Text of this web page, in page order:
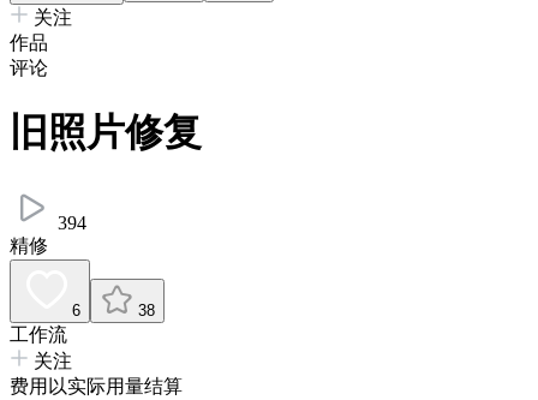
关注
作品
评论
旧照片修复
394
精修
6 38
工作流
关注
费用以实际用量结算